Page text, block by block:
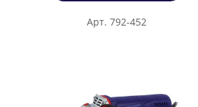
Арт. 792-452